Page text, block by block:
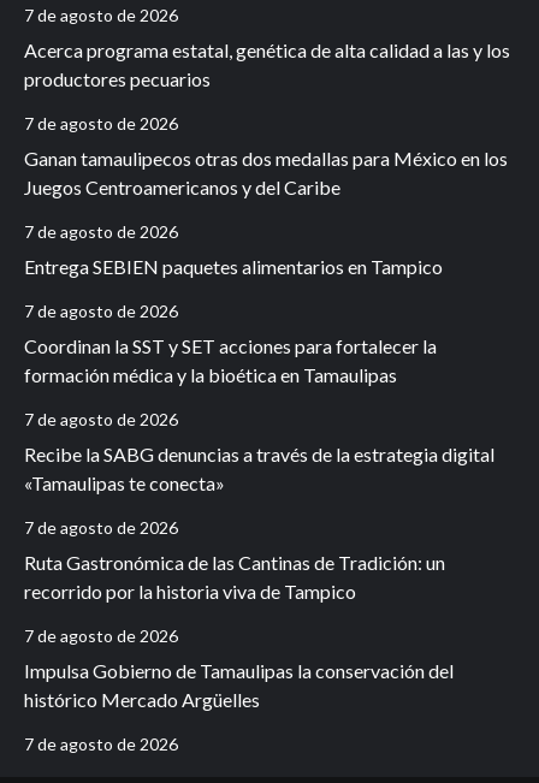
7 de agosto de 2026
Acerca programa estatal, genética de alta calidad a las y los
productores pecuarios
7 de agosto de 2026
Ganan tamaulipecos otras dos medallas para México en los
Juegos Centroamericanos y del Caribe
7 de agosto de 2026
Entrega SEBIEN paquetes alimentarios en Tampico
7 de agosto de 2026
Coordinan la SST y SET acciones para fortalecer la
formación médica y la bioética en Tamaulipas
7 de agosto de 2026
Recibe la SABG denuncias a través de la estrategia digital
«Tamaulipas te conecta»
7 de agosto de 2026
Ruta Gastronómica de las Cantinas de Tradición: un
recorrido por la historia viva de Tampico
7 de agosto de 2026
Impulsa Gobierno de Tamaulipas la conservación del
histórico Mercado Argüelles
7 de agosto de 2026